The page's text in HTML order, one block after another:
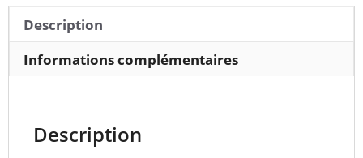
Description
Informations complémentaires
Description